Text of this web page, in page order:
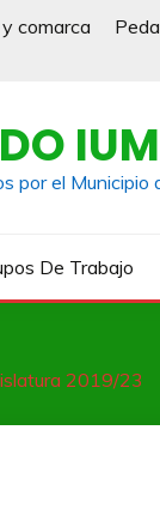
comarca
por el Municipio
De Trabajo
2019/23